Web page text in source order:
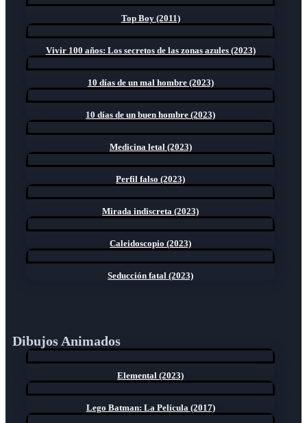
Top Boy (2011)
Vivir 100 años: Los secretos de las zonas azules (2023)
10 días de un mal hombre (2023)
10 días de un buen hombre (2023)
Medicina letal (2023)
Perfil falso (2023)
Mirada indiscreta (2023)
Caleidoscopio (2023)
Seducción fatal (2023)
Dibujos Animados
Elemental (2023)
Lego Batman: La Película (2017)